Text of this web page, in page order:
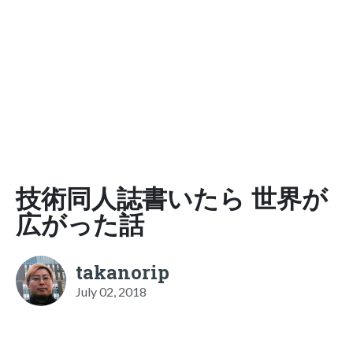
技術同人誌書いたら 世界が
広がった話
takanorip
July 02, 2018